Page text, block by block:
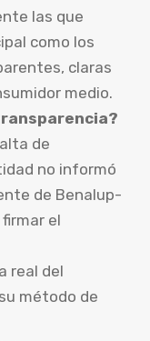
las que
como los
claras
medio.
de
no informó
de Benalup-
firmar el
real del
método de